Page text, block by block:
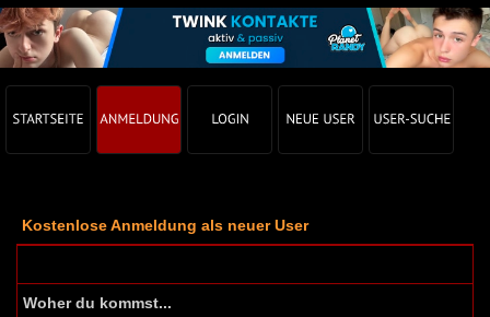
Kostenlose Anmeldung als neuer User
Woher du kommst...